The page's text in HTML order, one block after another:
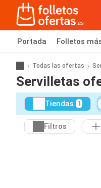
Portada Folletos
Todas las ofertas
Servilletas
Tiendas 1
Filtros